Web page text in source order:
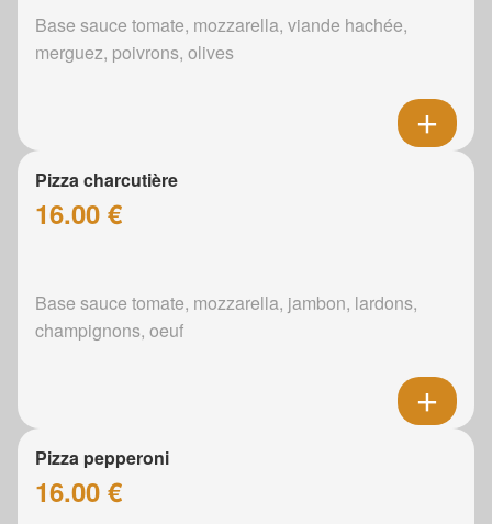
Base sauce tomate, mozzarella, viande hachée,
merguez, poivrons, olives
Pizza charcutière
16.00 €
Base sauce tomate, mozzarella, jambon, lardons,
champignons, oeuf
Pizza pepperoni
16.00 €